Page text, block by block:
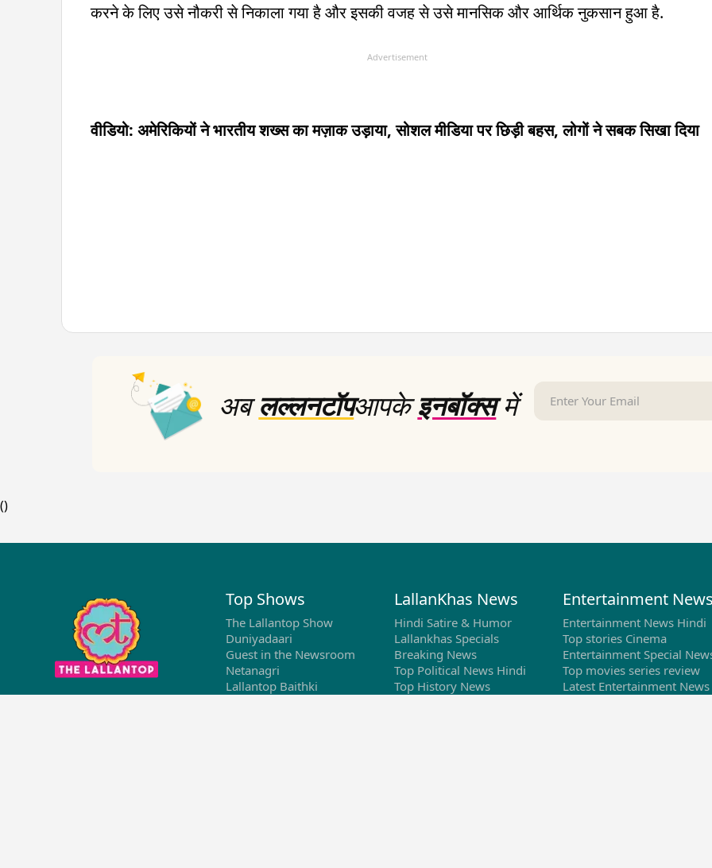
करने के लिए उसे नौकरी से निकाला गया है और इसकी वजह से उसे मानसिक और आर्थिक नुकसान हुआ है.
Advertisement
वीडियो: अमेरिकियों ने भारतीय शख्स का मज़ाक उड़ाया, सोशल मीडिया पर छिड़ी बहस, लोगों ने सबक सिखा दिया
अबलल्लनटॉपआपकेइनबॉक्समें
()
Top Shows
The Lallantop Show
Duniyadaari
Guest in the Newsroom
Netanagri
Lallantop Baithki
LallanKhas News
Hindi Satire & Humor
Lallankhas Specials
Breaking News
Top Political News Hindi
Top History News
Entertainment News
Entertainment News Hindi
Top stories Cinema
Entertainment Special
Top movies series review
Latest Entertainment News